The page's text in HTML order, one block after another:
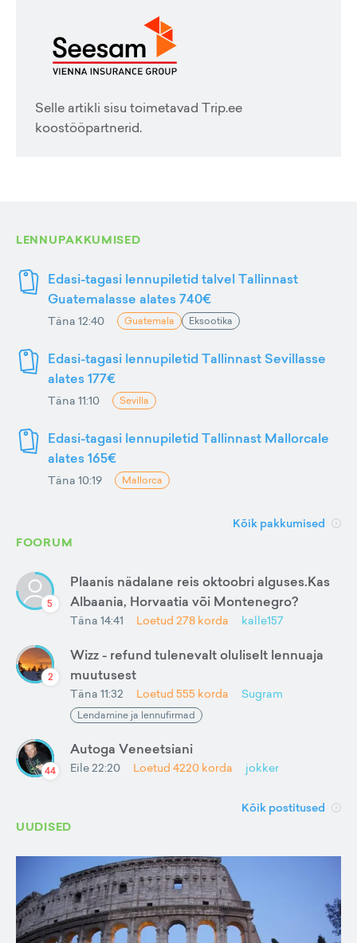
Selle artikli sisu toimetavad Trip.ee
koostööpartnerid.
LENNUPAKKUMISED
Edasi-tagasi lennupiletid talvel Tallinnast
Guatemalasse alates 740€
Täna 12:40 Guatemala Eksootika
Edasi-tagasi lennupiletid Tallinnast Sevillasse
alates 177€
Täna 11:10 Sevilla
Edasi-tagasi lennupiletid Tallinnast Mallorcale
alates 165€
Täna 10:19 Mallorca
Kõik pakkumised
FOORUM
5
Plaanis nädalane reis oktoobri alguses.Kas
Albaania, Horvaatia või Montenegro?
Täna 14:41 Loetud 278 korda kalle157
2
Wizz - refund tulenevalt oluliselt lennuaja
muutusest
Täna 11:32 Loetud 555 korda Sugram
Lendamine ja lennufirmad
44
Autoga Veneetsiani
Eile 22:20 Loetud 4220 korda jokker
Kõik postitused
UUDISED